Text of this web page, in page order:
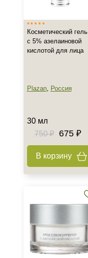
Россия
Тип товара
Сыворотка
Класс косметики
Профессиональная
Тип кожи
Показать еще
Возраст
Косметический гель
с 5% азелаиновой
кислотой для лица
Plazan, Россия
30 мл
750 ₽
675 ₽
В корзину